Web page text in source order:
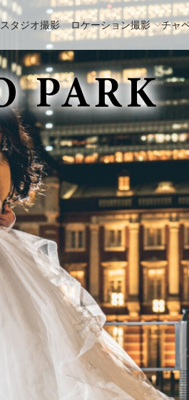
スタジオ撮影 ロケーション撮影 チャ